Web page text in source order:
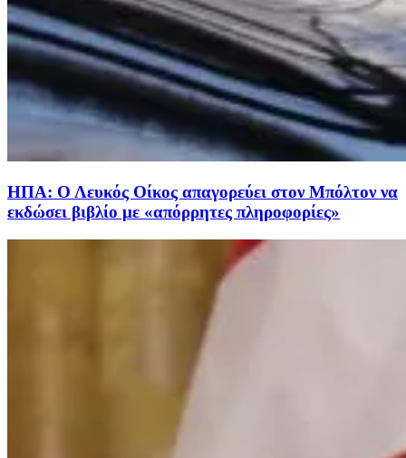
ΗΠΑ: Ο Λευκός Οίκος απαγορεύει στον Μπόλτον να
εκδώσει βιβλίο με «απόρρητες πληροφορίες»